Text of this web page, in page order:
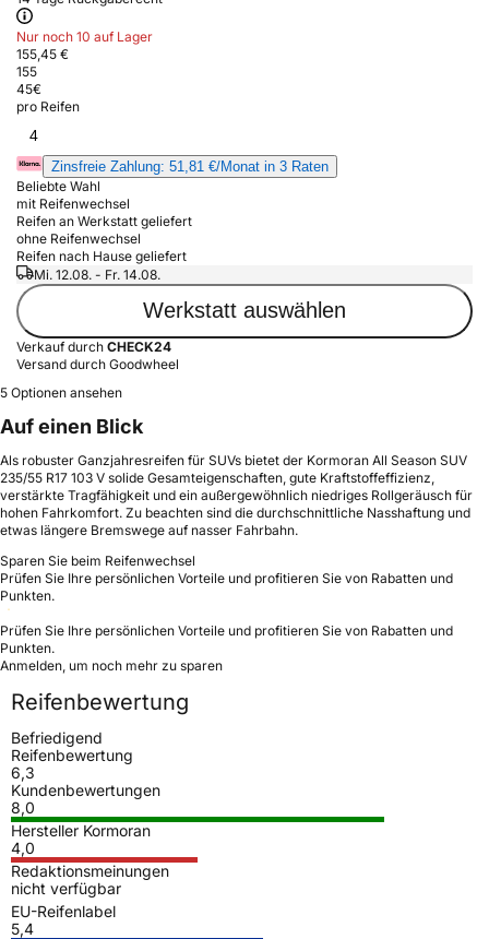
Nur noch 10 auf Lager
155,45 €
155
45€
pro Reifen
4
Zinsfreie Zahlung: 51,81 €/Monat in 3 Raten
Beliebte Wahl
mit Reifenwechsel
Reifen an Werkstatt geliefert
ohne Reifenwechsel
Reifen nach Hause geliefert
Mi. 12.08. - Fr. 14.08.
Werkstatt auswählen
Verkauf durch CHECK24
Versand durch Goodwheel
5 Optionen ansehen
Auf einen Blick
Als robuster Ganzjahresreifen für SUVs bietet der Kormoran All Season SUV
235/55 R17 103 V solide Gesamteigenschaften, gute Kraftstoffeffizienz,
verstärkte Tragfähigkeit und ein außergewöhnlich niedriges Rollgeräusch für
hohen Fahrkomfort. Zu beachten sind die durchschnittliche Nasshaftung und
etwas längere Bremswege auf nasser Fahrbahn.
Sparen Sie beim Reifenwechsel
Prüfen Sie Ihre persönlichen Vorteile und profitieren Sie von Rabatten und
Punkten.
Prüfen Sie Ihre persönlichen Vorteile und profitieren Sie von Rabatten und
Punkten.
Anmelden, um noch mehr zu sparen
Reifenbewertung
Befriedigend
Reifenbewertung
6,3
Kundenbewertungen
8,0
Hersteller Kormoran
4,0
Redaktionsmeinungen
nicht verfügbar
EU-Reifenlabel
5,4